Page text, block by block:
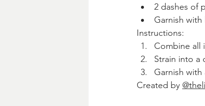
2 dashes of
Garnish with
Instructions:
Combine all
Strain into a
Garnish
Created by